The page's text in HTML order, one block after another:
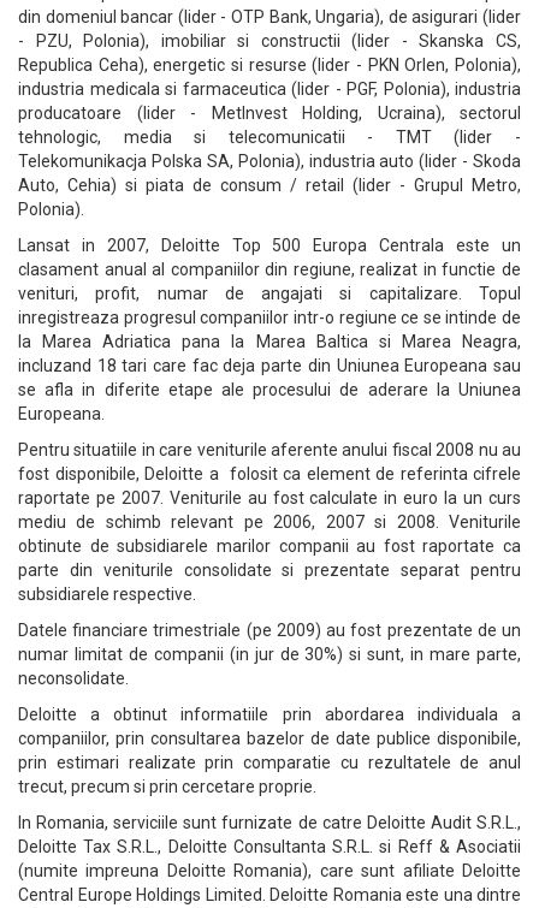
din domeniul bancar (lider - OTP Bank, Ungaria), de asigurari (lider
- PZU, Polonia), imobiliar si constructii (lider - Skanska CS,
Republica Ceha), energetic si resurse (lider - PKN Orlen, Polonia),
industria medicala si farmaceutica (lider - PGF, Polonia), industria
producatoare (lider - MetInvest Holding, Ucraina), sectorul
tehnologic, media si telecomunicatii - TMT (lider -
Telekomunikacja Polska SA, Polonia), industria auto (lider - Skoda
Auto, Cehia) si piata de consum / retail (lider - Grupul Metro,
Polonia).
Lansat in 2007, Deloitte Top 500 Europa Centrala este un
clasament anual al companiilor din regiune, realizat in functie de
venituri, profit, numar de angajati si capitalizare. Topul
inregistreaza progresul companiilor intr-o regiune ce se intinde de
la Marea Adriatica pana la Marea Baltica si Marea Neagra,
incluzand 18 tari care fac deja parte din Uniunea Europeana sau
se afla in diferite etape ale procesului de aderare la Uniunea
Europeana.
Pentru situatiile in care veniturile aferente anului fiscal 2008 nu au
fost disponibile, Deloitte a folosit ca element de referinta cifrele
raportate pe 2007. Veniturile au fost calculate in euro la un curs
mediu de schimb relevant pe 2006, 2007 si 2008. Veniturile
obtinute de subsidiarele marilor companii au fost raportate ca
parte din veniturile consolidate si prezentate separat pentru
subsidiarele respective.
Datele financiare trimestriale (pe 2009) au fost prezentate de un
numar limitat de companii (in jur de 30%) si sunt, in mare parte,
neconsolidate.
Deloitte a obtinut informatiile prin abordarea individuala a
companiilor, prin consultarea bazelor de date publice disponibile,
prin estimari realizate prin comparatie cu rezultatele de anul
trecut, precum si prin cercetare proprie.
In Romania, serviciile sunt furnizate de catre Deloitte Audit S.R.L.,
Deloitte Tax S.R.L., Deloitte Consultanta S.R.L. si Reff & Asociatii
(numite impreuna Deloitte Romania), care sunt afiliate Deloitte
Central Europe Holdings Limited. Deloitte Romania este una dintre